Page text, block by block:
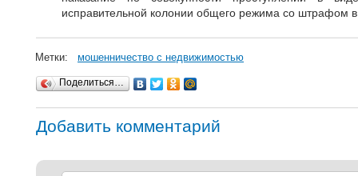
исправительной колонии общего режима со штрафом
Метки: мошенничество с недвижимостью
Поделиться…
Добавить комментарий